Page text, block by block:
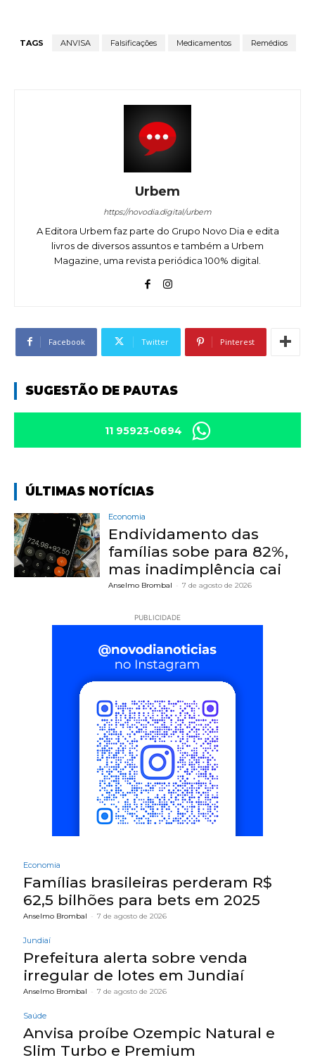
TAGS ANVISA Falsificações Medicamentos Remédios
Urbem
https://novodia.digital/urbem
A Editora Urbem faz parte do Grupo Novo Dia e edita
livros de diversos assuntos e também a Urbem
Magazine, uma revista periódica 100% digital.
Facebook Twitter Pinterest
SUGESTÃO DE PAUTAS
11 95923-0694
ÚLTIMAS NOTÍCIAS
Economia
Endividamento das
famílias sobe para 82%,
mas inadimplência cai
Anselmo Brombal - 7 de agosto de 2026
PUBLICIDADE
Economia
Famílias brasileiras perderam R$
62,5 bilhões para bets em 2025
Anselmo Brombal - 7 de agosto de 2026
Jundiaí
Prefeitura alerta sobre venda
irregular de lotes em Jundiaí
Anselmo Brombal - 7 de agosto de 2026
Saúde
Anvisa proíbe Ozempic Natural e
Slim Turbo e Premium